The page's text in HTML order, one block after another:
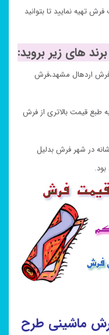
تهیه نمایید تا بتوانید
های زیر بروید:
اردهال مشهد،فرش
طبع قیمت بالاتری از فرش
و باید گفت که بعنوان مثال قیمت فرش ۷۰۰ شانه در شهر فرش بدلیل
ماشینی طرح